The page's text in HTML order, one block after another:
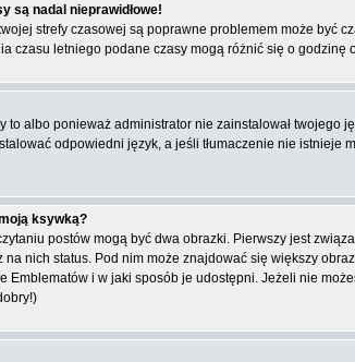
są nadal nieprawidłowe!
strefy czasowej są poprawne problemem może być
czasu letniego podane czasy mogą różnić się o godzinę
albo ponieważ administrator nie zainstalował twojego
odpowiedni język, a jeśli tłumaczenie nie
ksywką?
postów mogą być dwa obrazki. Pierwszy jest
nich status. Pod nim może znajdować się większy
Emblematów i w jaki sposób je udostępni. Jeżeli nie